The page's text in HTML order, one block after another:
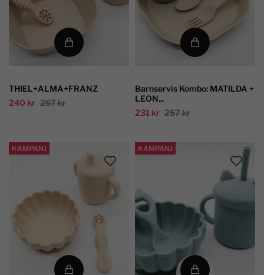
THIEL+ALMA+FRANZ
240 kr 267 kr
Barnservis Kombo: MATILDA +
LEON...
231 kr 257 kr
KAMPANJ KAMPANJ